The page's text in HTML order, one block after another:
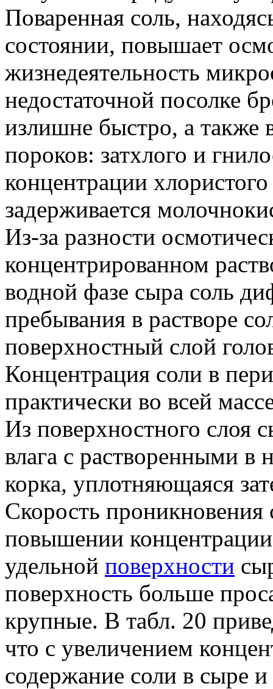
Поваренная соль,
состоянии, повышает
жизнедеятельность
недостаточной посолке
излишне быстро, а также
пороков: затхлого и
концентрации
задерживается
Из-за разности
концентрированном
водной фазе сыра соль
пребывания в растворе
поверхностный слой
Концентрация соли в
практически во всей
Из поверхностного слоя
влага с растворенными в
корка, уплотняющаяся
Скорость проникновения
повышении
удельной поверхности
поверхность больше
крупные. В табл. 20
что с увеличением
содержание соли в сыре